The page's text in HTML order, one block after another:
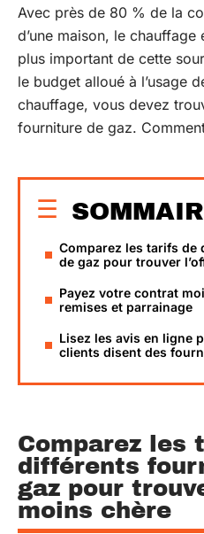
Avec près de 80 % de la
d’une maison, le
plus important de cette
le budget alloué à l’usage
chauffage, vous devez
fourniture de gaz.
Comparez les tarifs
de gaz pour trouver
Payez votre contrat
remises et parrainage
Lisez les avis en ligne
clients disent des
Comparez les
différents
gaz pour
moins chère